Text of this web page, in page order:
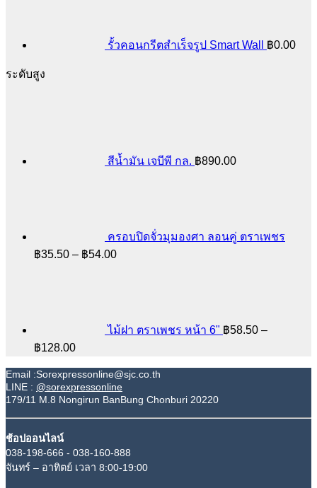
รั้วคอนกรีตสำเร็จรูป Smart Wall ฿0.00
ระดับสูง
สีน้ำมัน เจบีพี กล. ฿890.00
ครอบปิดจั่วมุมองศา ลอนคู่ ตราเพชร
฿35.50 – ฿54.00Price
ไม้ฝา ตราเพชร หน้า 6" ฿58.50 –
฿128.00Price
฿58.50
through
฿128.00
Email :Sorexpressonline@sjc.co.th
LINE : @sorexpressonline
179/11 M.8 Nongirun BanBung Chonburi 20220
ช้อปออนไลน์
038-198-666 - 038-160-888
จันทร์ – อาทิตย์ เวลา 8:00-19:00